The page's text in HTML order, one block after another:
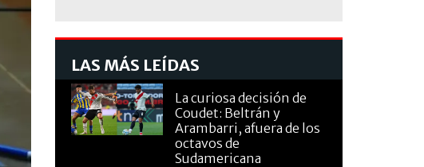
LAS MÁS LEÍDAS
La curiosa decisión de
Coudet: Beltrán y
Arambarri, afuera de los
octavos de
Sudamericana